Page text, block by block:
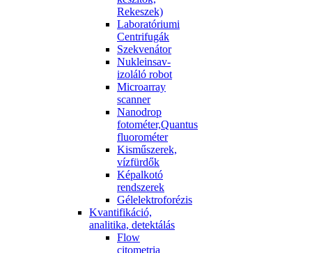
Rekeszek)
Laboratóriumi
Centrifugák
Szekvenátor
Nukleinsav-
izoláló robot
Microarray
scanner
Nanodrop
fotométer,Quantus
fluorométer
Kisműszerek,
vízfürdők
Képalkotó
rendszerek
Gélelektroforézis
Kvantifikáció,
analitika, detektálás
Flow
citometria